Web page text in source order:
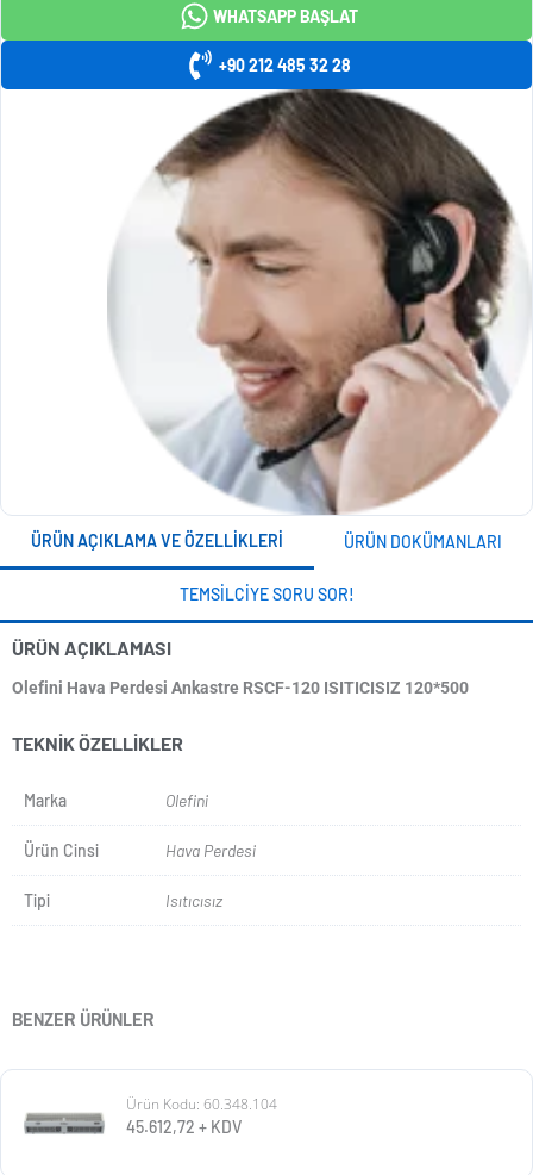
WHATSAPP BAŞLAT
+90 212 485 32 28
ÜRÜN AÇIKLAMA VE ÖZELLIKLERI ÜRÜN DOKÜMANLARI
TEMSILCIYE SORU SOR!
ÜRÜN AÇIKLAMASI
Olefini Hava Perdesi Ankastre RSCF-120 ISITICISIZ 120*500
TEKNIK ÖZELLIKLER
Marka Olefini
Ürün Cinsi Hava Perdesi
Tipi Isıtıcısız
BENZER ÜRÜNLER
Ürün Kodu: 60.348.104
45.612,72 + KDV